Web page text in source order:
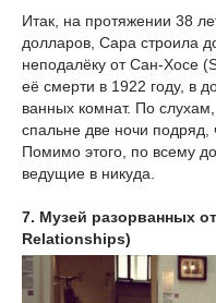
Итак, на протяжении 38
долларов, Сара строила
неподалёку от Сан-Хосе
её смерти в 1922 году, в
ванных комнат. По
спальне две ночи подряд,
Помимо этого, по всему
ведущие в никуда.
7. Музей разорванных
Relationships)